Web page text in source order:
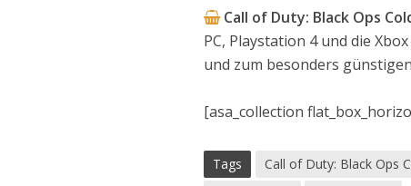
Call of Duty: Black Ops
PC, Playstation 4 und die
und zum besonders
[asa_collection
Tags Call of Duty: Black Ops